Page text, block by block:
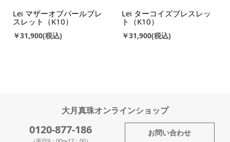
Lei マザーオブパールブレ
スレット（K10）
￥31,900
Lei ターコイズブレスレッ
ト（K10）
￥31,900
大月真珠オンラインショップ
0120-877-186 お問い合わせ